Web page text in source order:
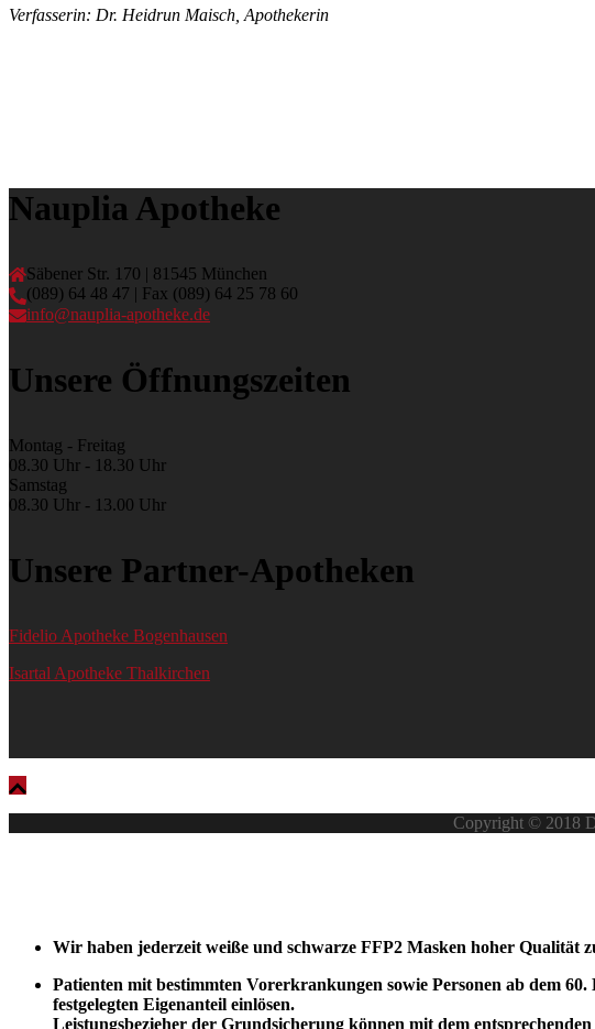
Verfasserin: Dr. Heidrun Maisch, Apothekerin
Nauplia Apotheke
Säbener Str. 170 | 81545 München
(089) 64 48 47 | Fax (089) 64 25 78 60
info@nauplia-apotheke.de
Unsere Öffnungszeiten
Montag - Freitag
08.30 Uhr - 18.30 Uhr
Samstag
08.30 Uhr - 13.00 Uhr
Unsere Partner-Apotheken
Fidelio Apotheke Bogenhausen
Isartal Apotheke Thalkirchen
Copyright © 2018
Wir haben jederzeit weiße und schwarze FFP2 Masken hoher Qualität
Patienten mit bestimmten Vorerkrankungen sowie Personen ab dem 60.
festgelegten Eigenanteil einlösen.
Leistungsbezieher der Grundsicherung können mit dem